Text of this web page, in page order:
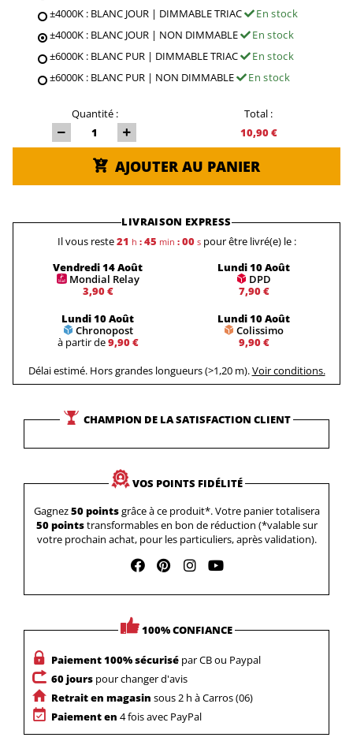
±4000K : BLANC JOUR | DIMMABLE TRIAC
En stock
±4000K : BLANC JOUR | NON DIMMABLE
En stock
±6000K : BLANC PUR | DIMMABLE TRIAC
En stock
±6000K : BLANC PUR | NON DIMMABLE
En stock
Quantité :
Total :
10,90 €
AJOUTER AU PANIER
LIVRAISON EXPRESS
Il vous reste21 h : 45 min : 00s pour être livré(e) le :
Vendredi 14 Août
Mondial Relay
3,90 €
Lundi 10 Août
DPD
7,90 €
Lundi 10 Août
Chronopost
à partir de9,90 €
Lundi 10 Août
Colissimo
9,90 €
Délai estimé. Hors grandes longueurs (>1,20 m).Voir conditions.
CHAMPION DE LA SATISFACTION CLIENT
VOS POINTS FIDÉLITÉ
Gagnez50 pointsgrâce à ce produit*. Votre panier totalisera
50 pointstransformables en bon de réduction (*valable sur
votre prochain achat, pour les particuliers, après validation).
100% CONFIANCE
Paiement 100% sécurisé par CB ou Paypal
60 jours pour changer d'avis
Retrait en magasin sous 2 h à Carros (06)
Paiement en 4 fois avec PayPal